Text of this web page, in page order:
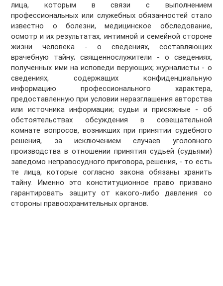
лица, которым в связи с выполнением
профессиональных или служебных обязанностей стало
известно о болезни, медицинское обследование,
осмотр и их результатах, интимной и семейной стороне
жизни человека - о сведениях, составляющих
врачебную тайну; священнослужители - о сведениях,
полученных ими на исповеди верующих; журналисты - о
сведениях, сoдержащих конфиденциальную
информацию профессионального характера,
предоставленную при условии неразглашения авторства
или источника информации; судьи и присяжные - об
обстоятельствах обсуждения в совещательной
комнате вопросов, возникших при принятии судебного
решения, за исключением случаев уголовного
производства в отношении принятия судьей (судьями)
заведомо неправосудного приговора, решения, - то есть
те лица, которые согласно закона обязаны хранить
тайну. Именно это конституционное право призвано
гарантировать защиту от какого-либо давления со
стороны правоохранительных органов.